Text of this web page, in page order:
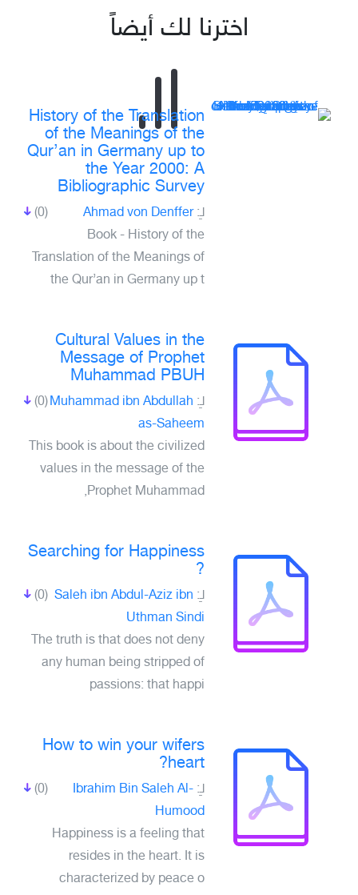
اخترنا لك أيضاً
History of the Translation
of the Meanings of the
Qur’an in Germany up to
the Year 2000: A
Bibliographic Survey
(0) لـِ:Ahmad von Denffer
Book - History of the
Translation of the Meanings of
the Qur’an in Germany up t
Cultural Values in the
Message of Prophet
Muhammad PBUH
(0) لـِ: Muhammad ibn Abdullah
as-Saheem
This book is about the civilized
values in the message of the
Prophet Muhammad,
Searching for Happiness
?
(0) لـِ: Saleh ibn Abdul-Aziz ibn
Uthman Sindi
The truth is that does not deny
any human being stripped of
passions: that happi
How to win your wifers
heart?
(0) لـِ: Ibrahim Bin Saleh Al-
Humood
Happiness is a feeling that
resides in the heart. It is
characterized by peace o